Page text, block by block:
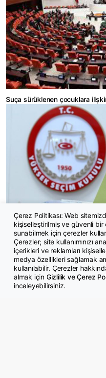
Suça sürüklenen çocuklara
SONAR anketinde Yeni Parti ilk
Çerez Politikası: Web
kişiselleştirilmiş ve güvenli bir
sunabilmek için çerezler
Çerezler; site kullanımınızı
içerikleri ve reklamları
medya özellikleri sağlamak
kullanılabilir. Çerezler
almak için Gizlilik ve Çerez
inceleyebilirsiniz.